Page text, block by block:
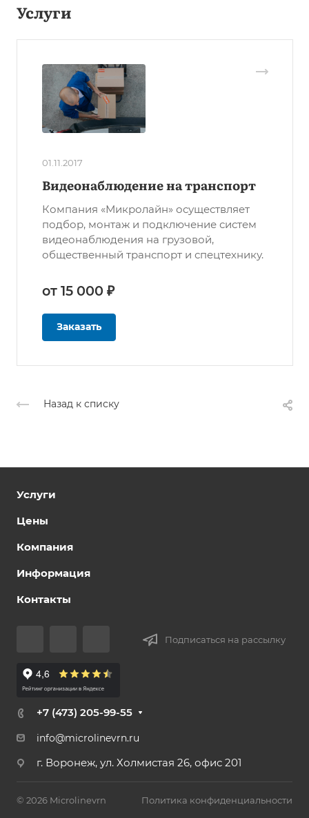
Услуги
01.11.2017
Видеонаблюдение на транспорт
Компания «Микролайн» осуществляет
подбор, монтаж и подключение систем
видеонаблюдения на грузовой,
общественный транспорт и спецтехнику.
от 15 000 ₽
Заказать
Назад к списку
Услуги
Цены
Компания
Информация
Контакты
Подписаться на рассылку
+7 (473) 205-99-55
info@microlinevrn.ru
г. Воронеж, ул. Холмистая 26, офис 201
© 2026 Microlinevrn Политика конфиденциальности